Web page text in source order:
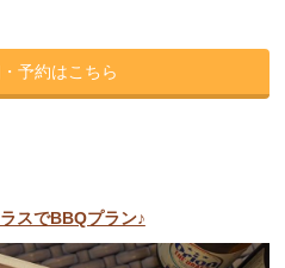
予約はこちら
スでBBQプラン♪